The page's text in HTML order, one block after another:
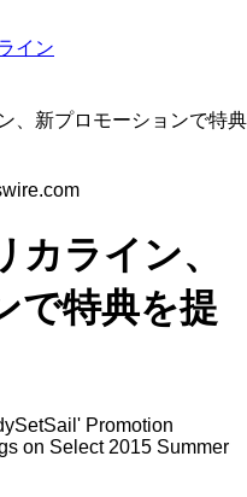
イン
、新プロモーションで特典
ライン、
で特典を提
Promotion
on Select 2015 Summer